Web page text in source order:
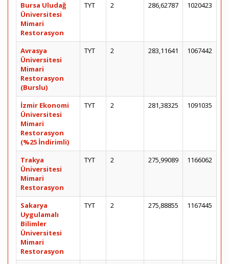
Bursa Uludağ
Üniversitesi
Mimari
Restorasyon
TYT 2 286,62787 1020423
Avrasya
Üniversitesi
Mimari
Restorasyon
(Burslu)
TYT 2 283,11641 1067442
İzmir Ekonomi
Üniversitesi
Mimari
Restorasyon
(%25 İndirimli)
TYT 2 281,38325 1091035
Trakya
Üniversitesi
Mimari
Restorasyon
TYT 2 275,99089 1166062
Sakarya
Uygulamalı
Bilimler
Üniversitesi
Mimari
Restorasyon
TYT 2 275,88855 1167445